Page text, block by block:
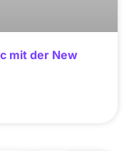
mit der New